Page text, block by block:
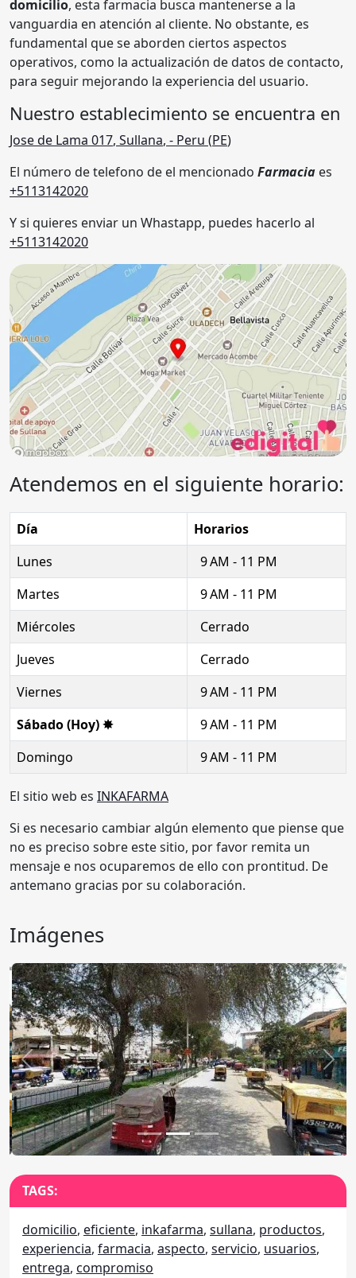
domicilio, esta farmacia busca mantenerse a la
vanguardia en atención al cliente. No obstante, es
fundamental que se aborden ciertos aspectos
operativos, como la actualización de datos de contacto,
para seguir mejorando la experiencia del usuario.
Nuestro establecimiento se encuentra en
Jose de Lama 017, Sullana, - Peru (PE)
El número de telefono de el mencionado Farmacia es
+5113142020
Y si quieres enviar un Whastapp, puedes hacerlo al
+5113142020
Atendemos en el siguiente horario:
Día
Horarios
Lunes
9 AM - 11 PM
Martes
9 AM - 11 PM
Miércoles
Cerrado
Jueves
Cerrado
Viernes
9 AM - 11 PM
Sábado (Hoy) ✸
9 AM - 11 PM
Domingo
9 AM - 11 PM
El sitio web es INKAFARMA
Si es necesario cambiar algún elemento que piense que
no es preciso sobre este sitio, por favor remita un
mensaje e nos ocuparemos de ello con prontitud. De
antemano gracias por su colaboración.
Imágenes
Anterior
TAGS:
domicilio, eficiente, inkafarma, sullana, productos,
experiencia, farmacia, aspecto, servicio, usuarios,
entrega, compromiso